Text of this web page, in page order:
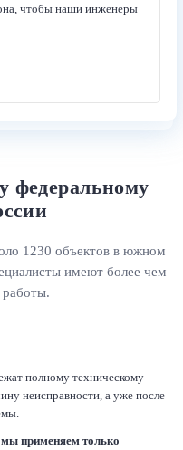
чтобы наши инженеры
федеральному
1230 объектов в южном
имеют более чем
полному техническому
неисправности, а уже после
применяем только